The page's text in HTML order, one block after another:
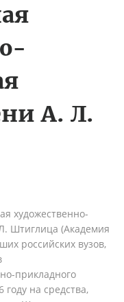
А. Л.
художественно-
Штиглица (Академия
российских вузов,
прикладного
году на средства,